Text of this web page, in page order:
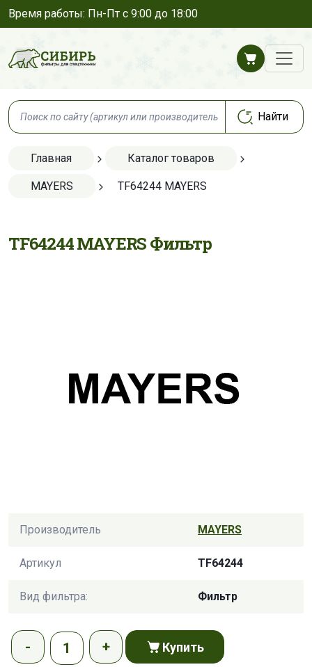
Время работы: Пн-Пт с 9:00 до 18:00
Главная Каталог товаров
MAYERS TF64244 MAYERS
TF64244 MAYERS Фильтр
Производитель MAYERS
Артикул TF64244
Вид фильтра: Фильтр
Купить